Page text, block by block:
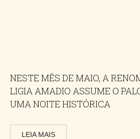
NESTE MÊS DE MAIO, A
LIGIA AMADIO ASSUME O
UMA NOITE HISTÓRICA
LEIA MAIS